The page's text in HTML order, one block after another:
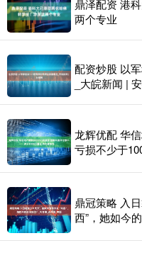
鼎泽配资 港
两个专业
配资炒股 以
_大皖新闻 |
龙辉优配 华
亏损不少于
鼎冠策略 入
西”，她如今